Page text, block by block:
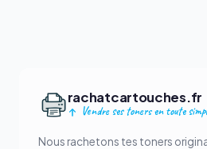
rachatcartouches.fr
Vendre ses toners en toute
Nous rachetons tes toners